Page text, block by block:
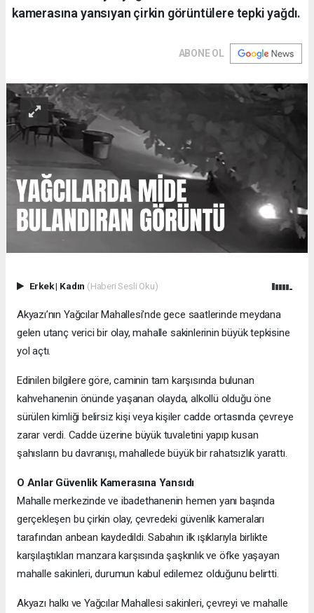
kamerasına yansıyan çirkin görüntülere tepki yağdı.
ABONE OL
Erkek| Kadın (Haberi Sesli Oku)
Akyazı’nın Yağcılar Mahallesi’nde gece saatlerinde meydana
gelen utanç verici bir olay, mahalle sakinlerinin büyük tepkisine
yol açtı.
Edinilen bilgilere göre, caminin tam karşısında bulunan
kahvehanenin önünde yaşanan olayda, alkollü olduğu öne
sürülen kimliği belirsiz kişi veya kişiler cadde ortasında çevreye
zarar verdi. Cadde üzerine büyük tuvaletini yapıp kusan
şahısların bu davranışı, mahallede büyük bir rahatsızlık yarattı.
O Anlar Güvenlik Kamerasına Yansıdı
Mahalle merkezinde ve ibadethanenin hemen yanı başında
gerçekleşen bu çirkin olay, çevredeki güvenlik kameraları
tarafından anbean kaydedildi. Sabahın ilk ışıklarıyla birlikte
karşılaştıkları manzara karşısında şaşkınlık ve öfke yaşayan
mahalle sakinleri, durumun kabul edilemez olduğunu belirtti.
Akyazı halkı ve Yağcılar Mahallesi sakinleri, çevreyi ve mahalle